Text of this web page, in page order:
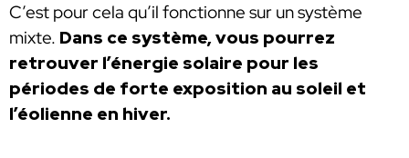
C’est pour cela qu’il fonctionne sur un système
mixte. Dans ce système, vous pourrez
retrouver l’énergie solaire pour les
périodes de forte exposition au soleil et
l’éolienne en hiver.